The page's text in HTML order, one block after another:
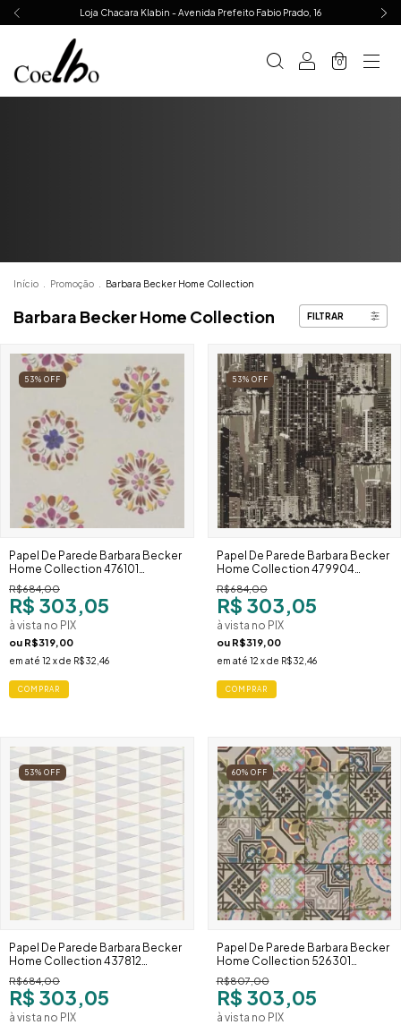
Loja Chacara Klabin - Avenida Prefeito Fabio Prado, 16
0
Início Promoção Barbara Becker Home Collection
Barbara Becker Home Collection FILTRAR
53% OFF
Papel De Parede Barbara Becker
Home Collection 476101
Mandalas Florais Coloridas
R$684,00
R$ 303,05
à vista no PIX
ou R$319,00
em até 12 x de R$32,46
53% OFF
Papel De Parede Barbara Becker
Home Collection 479904
Cidade Urbana Monocromática
R$684,00
R$ 303,05
à vista no PIX
ou R$319,00
em até 12 x de R$32,46
53% OFF
Papel De Parede Barbara Becker
Home Collection 437812
Geométrico Colorido Tons
Pastel
R$684,00
R$ 303,05
à vista no PIX
60% OFF
Papel De Parede Barbara Becker
Home Collection 526301
Ladrilho Hidráulico Colorido
R$807,00
R$ 303,05
à vista no PIX